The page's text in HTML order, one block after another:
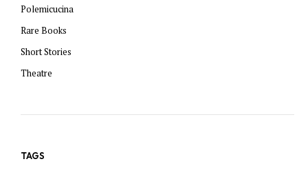
Polemicucina
Rare Books
Short Stories
Theatre
TAGS